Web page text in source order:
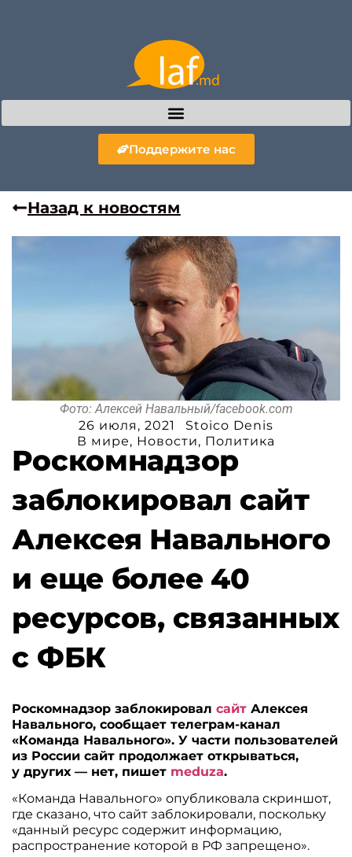
Поддержите нас
Назад к новостям
Фото: Алексей Навальный/facebook.com
26 июля, 2021
Stoico Denis
В мире, Новости, Политика
Роскомнадзор
заблокировал сайт
Алексея Навального
и еще более 40
ресурсов, связанных
с ФБК
Роскомнадзор заблокировалсайт Алексея
Навального, сообщает телеграм-канал
«Команда Навального». У части пользователей
из России сайт продолжает открываться,
у других — нет, пишет meduza.
«Команда Навального» опубликовала скриншот,
где сказано, что сайт заблокировали, поскольку
«данный ресурс содержит информацию,
распространение которой в РФ запрещено».